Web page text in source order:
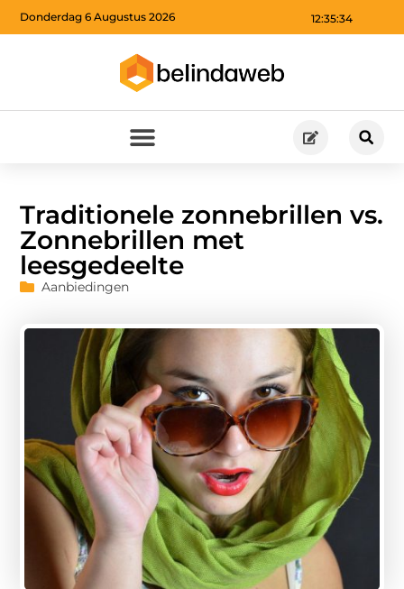
12:35:35
Donderdag 6 Augustus 2026
Traditionele zonnebrillen vs.
Zonnebrillen met
leesgedeelte
Aanbiedingen